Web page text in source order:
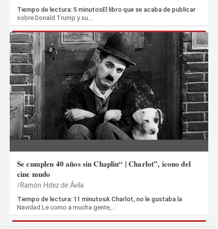
Tiempo de lectura: 5 minutosEl libro que se acaba de publicar
sobre Donald Trump y su…
Se cumplen 40 años sin Chaplin“ | Charlot”, icono del
cine mudo
Ramón Hdez de Ávila
Tiempo de lectura: 11 minutosA Charlot, no le gustaba la
Navidad Le como a mucha gente,…